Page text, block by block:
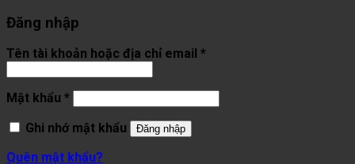
Đăng nhập
Tên tài khoản hoặc địa chỉ email *
Mật khẩu *
Ghi nhớ mật khẩu
Đăng nhập
Quên mật khẩu?